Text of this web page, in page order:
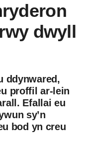
dwyll
ddynwared,
proffil ar-lein
Efallai eu
sy’n
bod yn creu